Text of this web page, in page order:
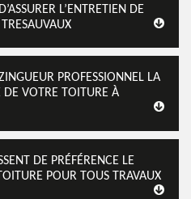
L’ENTRETIEN DE
PROFESSIONNEL LA
DE VOTRE TOITURE À
DE PRÉFÉRENCE LE
POUR TOUS TRAVAUX